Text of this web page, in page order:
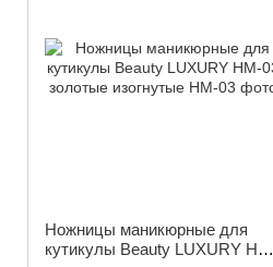
Ножницы маникюрные для
кутикулы Beauty LUXURY HM-